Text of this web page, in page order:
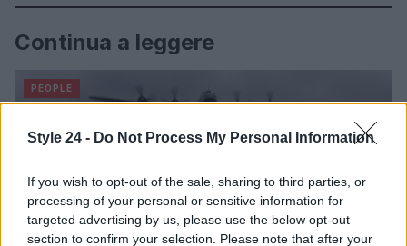
Style 24 - Do Not Process My Personal Information
If you wish to opt-out of the sale, sharing to third parties, or
processing of your personal or sensitive information for
targeted advertising by us, please use the below opt-out
section to confirm your selection. Please note that after your
Continua a leggere
PEOPLE